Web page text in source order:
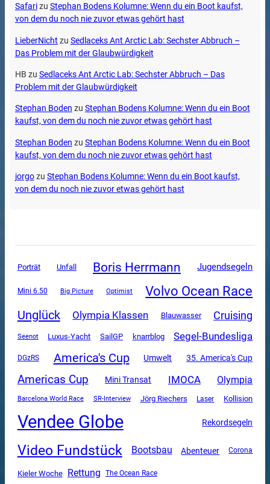
Safarizu Stephan Bodens Kolumne: Wenn du ein Boot kaufst,
von dem du noch nie zuvor etwas gehört hast
LieberNicht zu Sedlaceks Ant Arctic Lab: Sechster Abbruch –
Das Problem mit der Glaubwürdigkeit
HB zu Sedlaceks Ant Arctic Lab: Sechster Abbruch – Das
Problem mit der Glaubwürdigkeit
Stephan Boden zu Stephan Bodens Kolumne: Wenn du ein Boot
kaufst, von dem du noch nie zuvor etwas gehört hast
Stephan Boden zu Stephan Bodens Kolumne: Wenn du ein Boot
kaufst, von dem du noch nie zuvor etwas gehört hast
jorgozu Stephan Bodens Kolumne: Wenn du ein Boot kaufst,
von dem du noch nie zuvor etwas gehört hast
Porträt Unfall Boris Herrmann Jugendsegeln
Mini 6.50 Big Picture Optimist Volvo Ocean Race
Unglück Olympia Klassen Blauwasser Cruising
Seenot Luxus-Yacht SailGP knarrblog Segel-Bundesliga
DGzRS America's Cup Umwelt 35. America's Cup
Americas Cup Mini Transat IMOCA Olympia
Barcelona World Race SR-Interview Jörg Riechers Laser Kollision
Vendee Globe Rekordsegeln
Video Fundstück Bootsbau Abenteuer Corona
Kieler Woche Rettung The Ocean Race